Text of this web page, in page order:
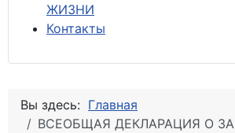
ЖИЗНИ
Контакты
Вы здесь: Главная
ВСЕОБЩАЯ ДЕКЛАРАЦИЯ О